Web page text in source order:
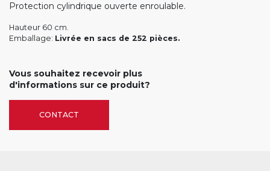
Protection cylindrique ouverte enroulable.
Hauteur 60 cm.
Emballage: Livrée en sacs de 252 pièces.
Vous souhaitez recevoir plus
d'informations sur ce produit?
CONTACT